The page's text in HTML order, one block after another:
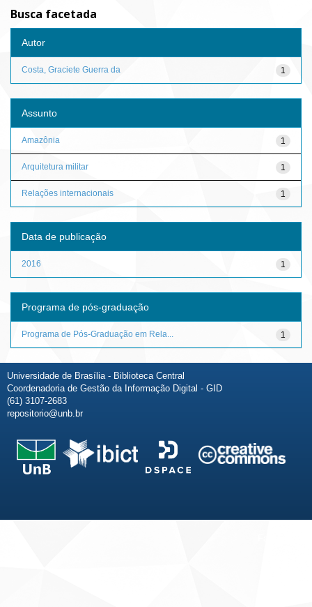
Busca facetada
Autor
1
Costa, Graciete Guerra da
Assunto
1
Amazônia
1
Arquitetura militar
1
Relações internacionais
Data de publicação
1
2016
Programa de pós-graduação
1
Programa de Pós-Graduação em Rela...
Universidade de Brasília - Biblioteca Central
Coordenadoria de Gestão da Informação Digital - GID
(61) 3107-2683
repositorio@unb.br